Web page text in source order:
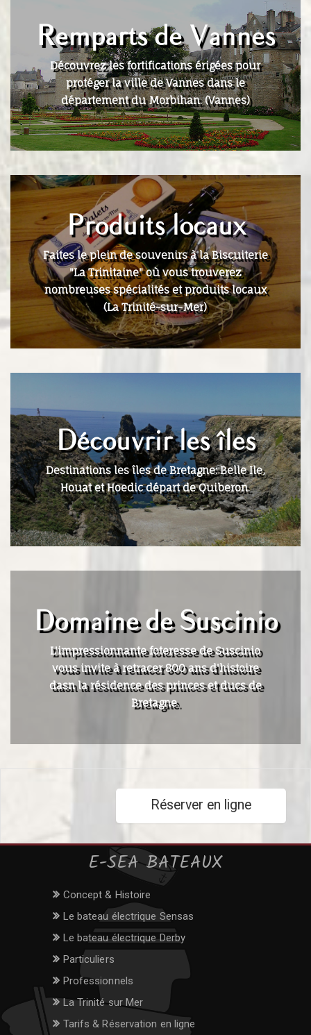
Remparts de Vannes
Découvrez les fortifications érigées pour
protéger la ville de Vannes dans le
département du Morbihan. (Vannes)
Produits locaux
Faites le plein de souvenirs à la Biscuiterie
"La Trinitaine" où vous trouverez
nombreuses spécialités et produits locaux
(La Trinité-sur-Mer)
Découvrir les îles
Destinations les îles de Bretagne: Belle Ile,
Houat et Hoedic départ de Quiberon.
Domaine de Suscinio
L'impressionnante foteresse de Suscinio
vous invite à retracer 800 ans d'histoire
dasn la résidence des princes et ducs de
Bretagne.
Réserver en ligne
E-SEA BATEAUX
Concept & Histoire
Le bateau électrique Sensas
Le bateau électrique Derby
Particuliers
Professionnels
La Trinité sur Mer
Tarifs & Réservation en ligne